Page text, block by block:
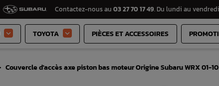
Contactez-nous au 03 27 70 17 49. Du lundi au vendredi
 TOYOTA  PIÈCES ET ACCESSOIRES
Couvercle d'accès axe piston bas moteur Origine Subaru WRX 01-